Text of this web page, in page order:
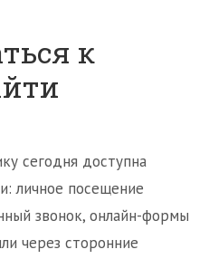
к
сегодня доступна
личное посещение
звонок, онлайн-формы
через сторонние